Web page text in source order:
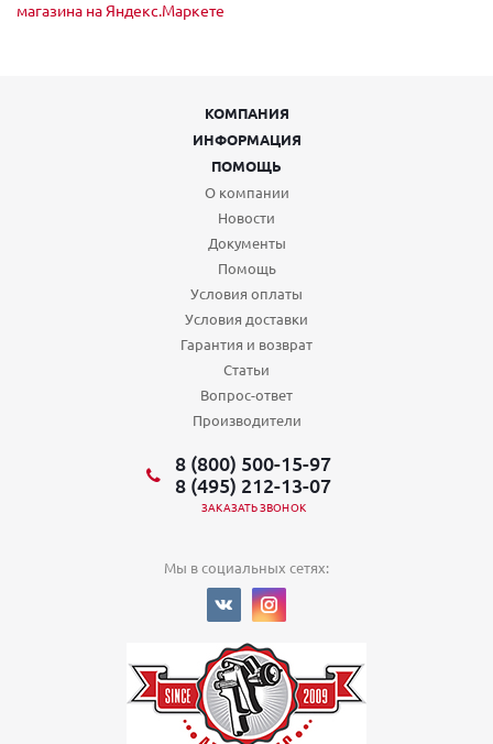
КОМПАНИЯ
ИНФОРМАЦИЯ
ПОМОЩЬ
О компании
Новости
Документы
Помощь
Условия оплаты
Условия доставки
Гарантия и возврат
Статьи
Вопрос-ответ
Производители
8 (800) 500-15-97
8 (495) 212-13-07
ЗАКАЗАТЬ ЗВОНОК
Мы в социальных сетях: